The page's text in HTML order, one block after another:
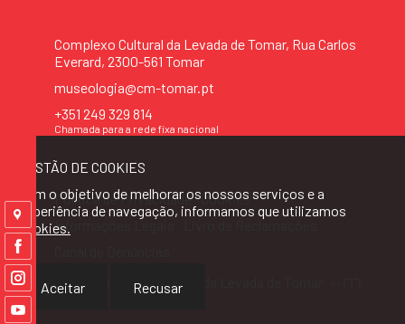
GESTÃO DE COOKIES
Com o objetivo de melhorar os nossos serviços e a
experiência de navegação, informamos que utilizamos
cookies.
Aceitar Recusar
Complexo Cultural da Levada de Tomar, Rua Carlos
Everard, 2300-561 Tomar
museologia@cm-tomar.pt
+351 249 329 814
Chamada para a rede fixa nacional
Política de Privacidade
Cookies
Informações Legais
2023, Complexo Cultural da Levada de Tomar